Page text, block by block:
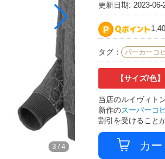
3 / 4
更新日期: 2023-06-
タグ： パーカーコ
【サイズ/色】
当店のルイヴィト
新作のスーパーコ
割引を受けること